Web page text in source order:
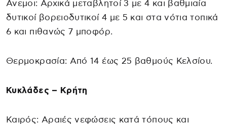
Ανεμοι: Αρχικά μεταβλητοί 3 με 4 και βαθμιαία
δυτικοί βορειοδυτικοί 4 με 5 και στα νότια τοπικά
6 και πιθανώς 7 μποφόρ.
Θερμοκρασία: Από 14 έως 25 βαθμούς Κελσίου.
Κυκλάδες – Κρήτη
Καιρός: Αραιές νεφώσεις κατά τόπους και